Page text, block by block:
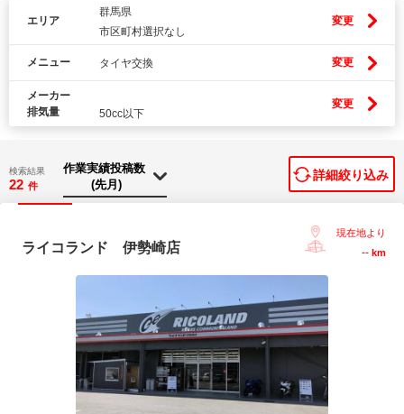
エリア
群馬県
市区町村選択なし
変更
メニュー タイヤ交換 変更
メーカー
排気量
50cc以下
変更
検索結果
22 件
詳細絞り込み
ライコランド 伊勢崎店
現在地より
-- km